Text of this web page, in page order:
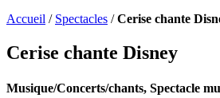
Accueil / Spectacles /Cerise chante
Cerise chante Disney
Musique/Concerts/chants, Spectacle